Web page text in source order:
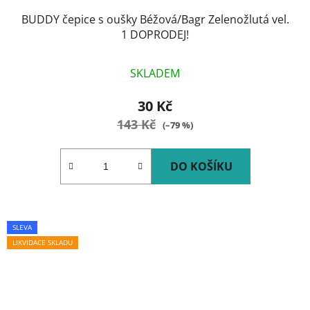
BUDDY čepice s oušky Béžová/Bagr Zelenožlutá vel.
1 DOPRODEJ!
SKLADEM
30 Kč
143 Kč (–79 %)
DO KOŠÍKU
SLEVA
LIKVIDACE SKLADU